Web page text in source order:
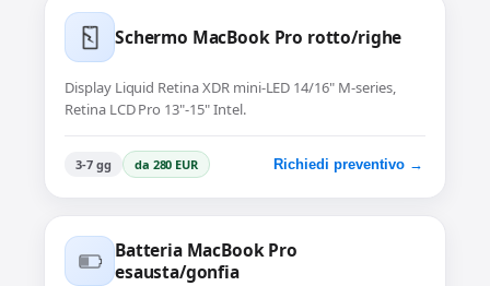
Schermo MacBook Pro rotto/righe
Display Liquid Retina XDR mini-LED 14/16" M-series,
Retina LCD Pro 13"-15" Intel.
3-7 gg da 280 EUR Richiedi preventivo →
Batteria MacBook Pro
esausta/gonfia